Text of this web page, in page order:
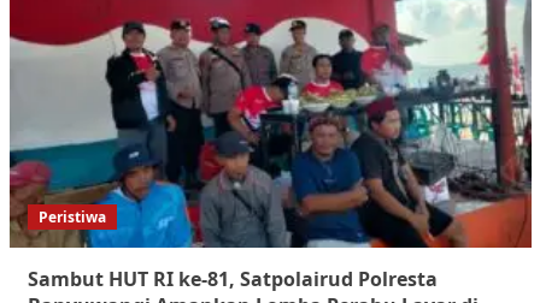
Peristiwa
Sambut HUT RI ke-81, Satpolairud Polresta